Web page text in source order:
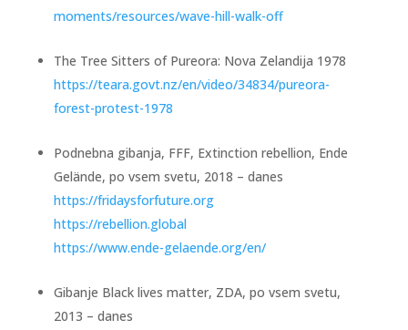
moments/resources/wave-hill-walk-off
The Tree Sitters of Pureora: Nova Zelandija 1978
https://teara.govt.nz/en/video/34834/pureora-
forest-protest-1978
Podnebna gibanja, FFF, Extinction rebellion, Ende
Gelände, po vsem svetu, 2018 – danes
https://fridaysforfuture.org
https://rebellion.global
https://www.ende-gelaende.org/en/
Gibanje Black lives matter, ZDA, po vsem svetu,
2013 – danes